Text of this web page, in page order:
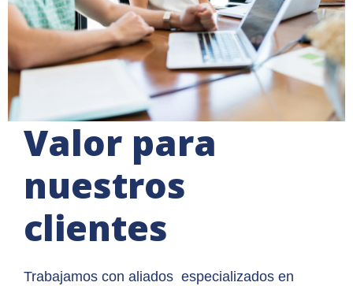
Valor para
nuestros
clientes
Trabajamos con aliados especializados en